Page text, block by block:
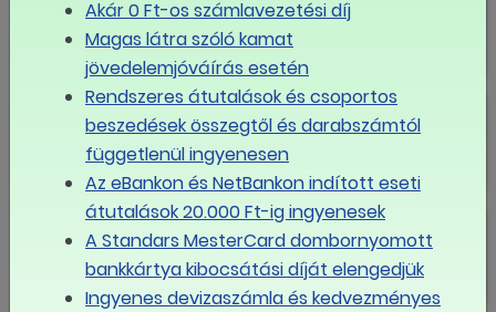
körülmények között
Nő a családi adókedvezmény
Megjelent a 2026-os minimálbérről
és garantált bérminimumról szóló
kormányrendelet
Akár 0 Ft-os számlavezetési díj
Magas látra szóló kamat
jövedelemjóváírás esetén
Rendszeres átutalások és csoportos
beszedések összegtől és darabszámtól
függetlenül ingyenesen
Az eBankon és NetBankon indított eseti
átutalások 20.000 Ft-ig ingyenesek
A Standars MesterCard dombornyomott
bankkártya kibocsátási díját elengedjük
Ingyenes devizaszámla és kedvezményes